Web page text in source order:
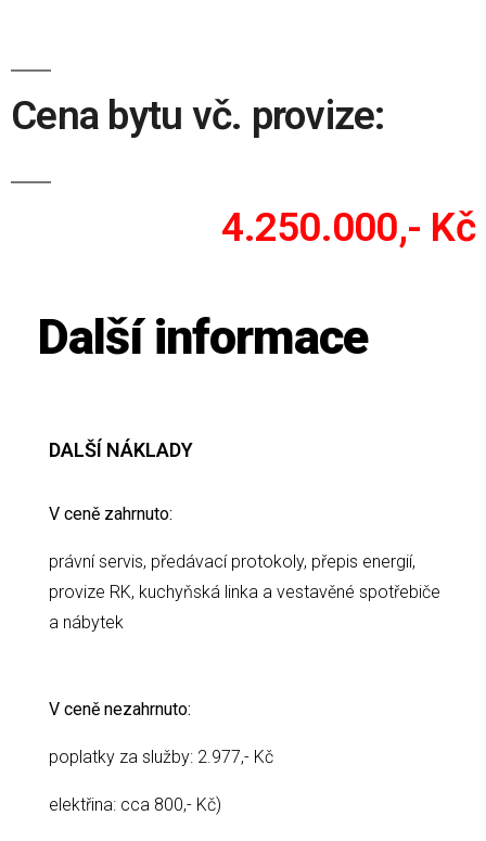
Cena bytu vč. provize:
4.250.000,- Kč
Další informace
DALŠÍ NÁKLADY
V ceně zahrnuto:
právní servis, předávací protokoly, přepis energií,
provize RK, kuchyňská linka a vestavěné spotřebiče
a nábytek
V ceně nezahrnuto:
poplatky za služby: 2.977,- Kč
elektřina: cca 800,- Kč)